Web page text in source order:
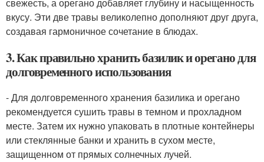
свежесть, а орегано добавляет глубину и насыщенность
вкусу. Эти две травы великолепно дополняют друг друга,
создавая гармоничное сочетание в блюдах.
3. Как правильно хранить базилик и орегано для
долговременного использования
- Для долговременного хранения базилика и орегано
рекомендуется сушить травы в темном и прохладном
месте. Затем их нужно упаковать в плотные контейнеры
или стеклянные банки и хранить в сухом месте,
защищенном от прямых солнечных лучей.